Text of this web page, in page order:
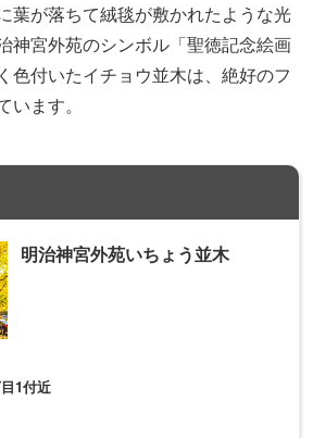
葉が落ちて絨毯が敷かれたような光
神宮外苑のシンボル「聖徳記念絵画
色付いたイチョウ並木は、絶好のフ
ます。
明治神宮外苑いちょう並木
1付近